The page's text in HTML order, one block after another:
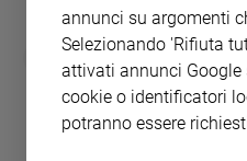
inclusione
CostumeLE GRANDI BASILICHE ITALIANE
- VOL DA 1 AL 5
€ 64,50
annunci su argomenti
Selezionando 'Rifiuta
attivati annunci
cookie o identificatori
potranno essere